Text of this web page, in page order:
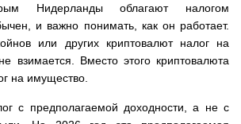
Нидерланды облагают налогом
и важно понимать, как он работает.
или других криптовалют налог на
взимается. Вместо этого криптовалюта
на имущество.
с предполагаемой доходности, а не с